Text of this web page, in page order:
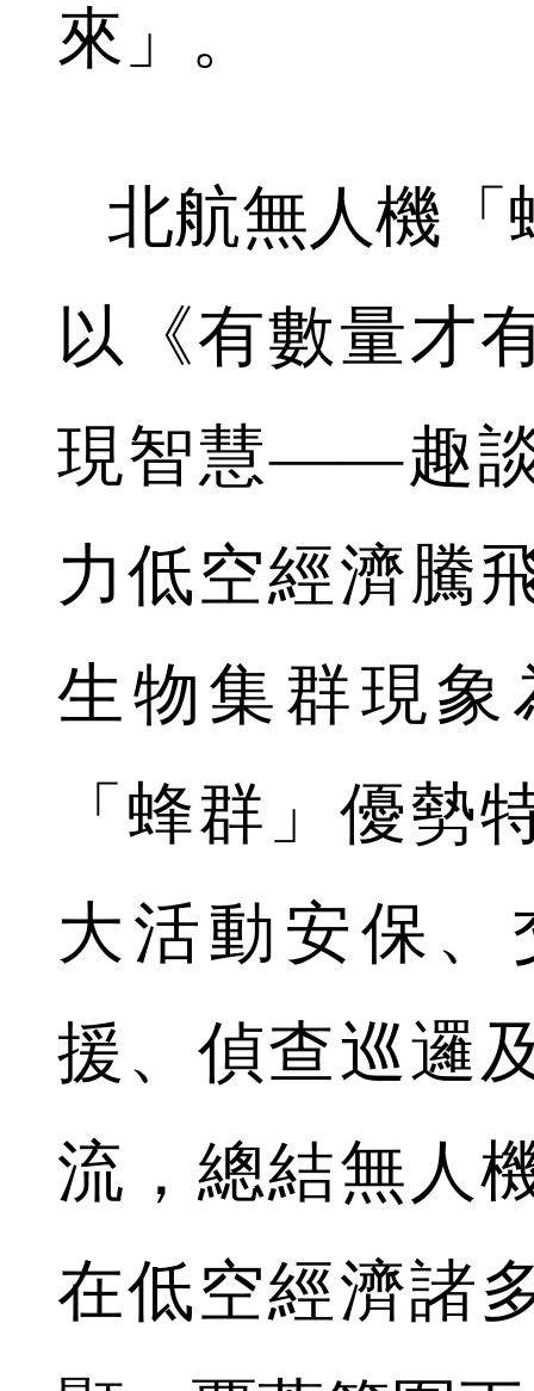
來」。
北航無人機「
以《有數量才
現智慧——趣
力低空經濟騰
生物集群現象
「蜂群」優勢
大活動安保
援、偵查巡邏
流，總結無人
在低空經濟諸